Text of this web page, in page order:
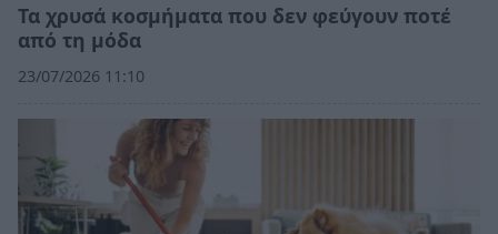
Τα χρυσά κοσμήματα που δεν φεύγουν ποτέ
από τη μόδα
23/07/2026 11:10